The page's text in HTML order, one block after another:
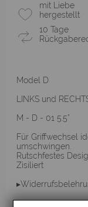
mit Liebe
hergestellt
10 Tage
Model D
LINKS und
M - D - 01 5.5”
Für Griffwechsel
umschwingen.
Rutschfestes
Zisiliert